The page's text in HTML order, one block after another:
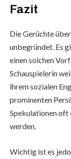
Fazit
Die Gerüchte
unbegründet. Es
einen solchen
Schauspielerin
ihrem sozialen
prominenten
Spekulationen oft
werden.
Wichtig ist es